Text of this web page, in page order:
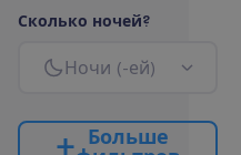
Сколько ночей?
Ночи (-ей)
Больше